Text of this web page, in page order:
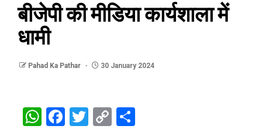
बीजेपी की मीडिया कार्यशाला में
धामी
Pahad Ka Pathar 30 January 2024
WhatsApp
Facebook
Twitter
Copy